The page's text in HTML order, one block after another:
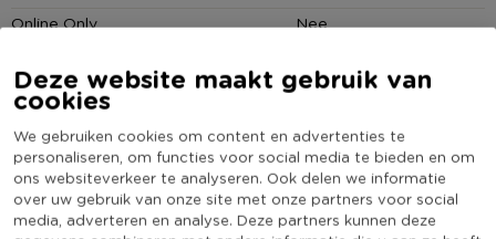
Deze website maakt gebruik van
cookies
We gebruiken cookies om content en advertenties te
personaliseren, om functies voor social media te bieden en om
ons websiteverkeer te analyseren. Ook delen we informatie
over uw gebruik van onze site met onze partners voor social
media, adverteren en analyse. Deze partners kunnen deze
* Diameter van 8 cm
* 8 cm hoog
* Verkrijgbaar in diverse kleuren en formaten.
Online Only
Nee
Producthoogte (cm)
8
Duurzaamheidsscore
(Nog) geen score
bekend